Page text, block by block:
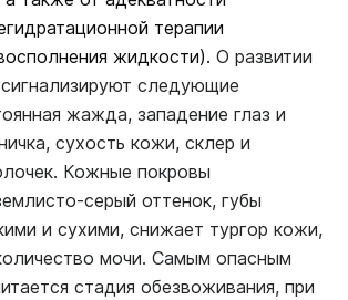
терапии
жидкости). О развитии
следующие
жажда, западение глаз и
сухость кожи, склер и
Кожные покровы
серый оттенок, губы
и сухими, снижает тургор кожи,
мочи. Самым опасным
стадия обезвоживания, при